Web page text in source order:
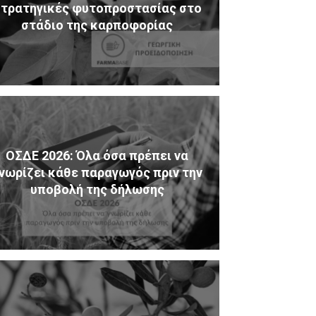
φυτοπροστασίας στο
στάδιο της καρποφορίας
ΟΣΔΕ 2026: Όλα όσα πρέπει να
κάθε παραγωγός πριν την
υποβολή της δήλωσης